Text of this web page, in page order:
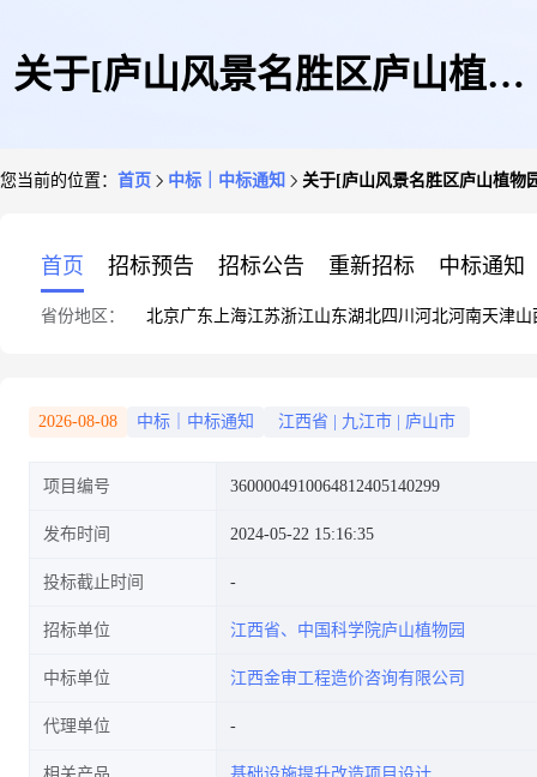
关于[庐山风景名胜区庐山植物
务]中选结果的公告
您当前的位置： 首页 中标｜中标通知 关于[庐山风景名胜区庐山植物
首页 招标预告 招标公告 重新招标 中标通知
省份地区： 北京广东 上海江苏浙江山东湖北四川 河北河南天津山
2026-08-08 中标｜中标通知 江西省 九江市 庐山市
项目编号 3600004910064812405140299
发布时间 2024-05-22 15:16:35
投标截止时间
招标单位 江西省、中国科学院庐山植物园
中标单位 江西金审工程造价咨询有限公司
代理单位